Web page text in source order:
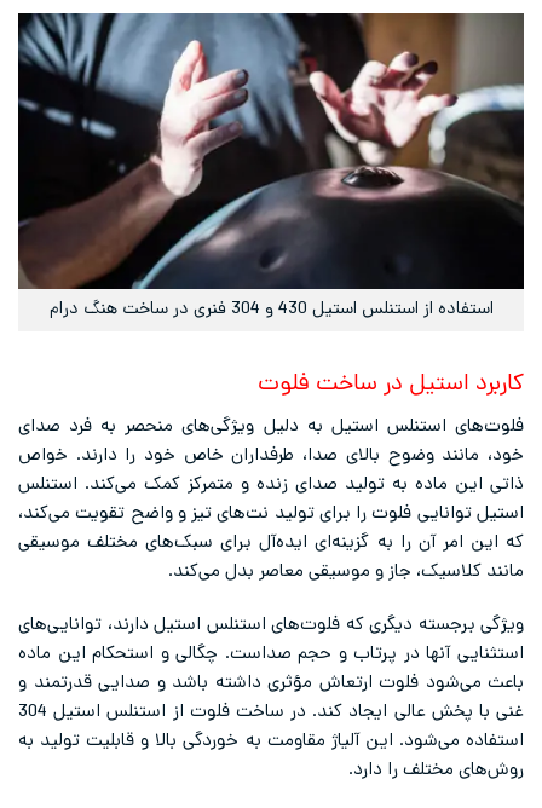
استفاده از استنلس استیل 430 و 304 فنری در ساخت هنگ درام
کاربرد استیل در ساخت فلوت
فلوت‌های استنلس استیل به دلیل ویژگی‌های منحصر به فرد صدای
خود، مانند وضوح بالای صدا، طرفداران خاص خود را دارند. خواص
ذاتی این ماده به تولید صدای زنده و متمرکز کمک می‌کند. استنلس
استیل توانایی فلوت را برای تولید نت‌های تیز و واضح تقویت می‌کند،
که این امر آن را به گزینه‌ای ایده‌آل برای سبک‌های مختلف موسیقی
مانند کلاسیک، جاز و موسیقی معاصر بدل می‌کند.
ویژگی برجسته دیگری که فلوت‌های استنلس استیل دارند، توانایی‌های
استثنایی آنها در پرتاب و حجم صداست. چگالی و استحکام این ماده
باعث می‌شود فلوت ارتعاش مؤثری داشته باشد و صدایی قدرتمند و
غنی با پخش عالی ایجاد کند. در ساخت فلوت از استنلس استیل 304
استفاده می‌شود. این آلیاژ مقاومت به خوردگی بالا و قابلیت تولید به
روش‌های مختلف را دارد.